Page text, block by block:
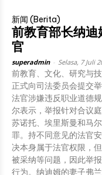
新闻 (Berita)
前教育部长纳
官
superadmin Selasa, 7 Juli
前教育、文化、研究与
正式向司法委员会提交
法官涉嫌违反职业道德规范。 纳迪姆的律师阿里・优
尔表示，举报针对合议
苏诺托、埃里斯曼和马
罪。持不同意见的法官安迪・
决本身属于法官权限，
被采纳等问题，因此举
行为。纳迪姆的妻子弗